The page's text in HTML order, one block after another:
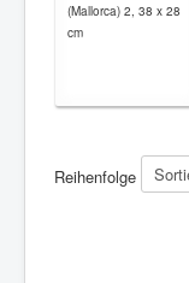
(Mallorca) 2, 38 x 28
cm
Reihenfolge